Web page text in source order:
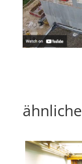
ähnliche